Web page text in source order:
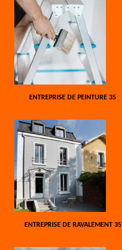
ENTREPRISE DE PEINTURE 35
ENTREPRISE DE RAVALEMENT 35